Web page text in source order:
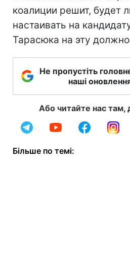
коалиции решит, будет
настаивать на
Тарасюка на эту
Не пропустіть
наші
Або читайте нас там,
Більше по темі: